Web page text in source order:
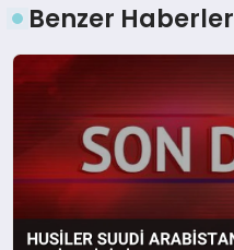
Benzer Haberler